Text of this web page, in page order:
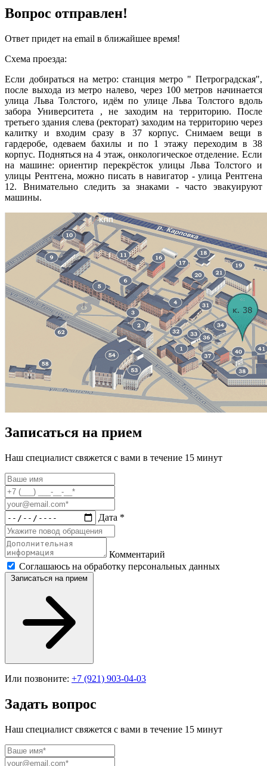
Вопрос отправлен!
Ответ придет на email в ближайшее время!
Схема проезда:
Если добираться на метро: станция метро " Петроградская",
после выхода из метро налево, через 100 метров начинается
улица Льва Толстого, идём по улице Льва Толстого вдоль
забора Университета , не заходим на территорию. После
третьего здания слева (ректорат) заходим на территорию через
калитку и входим сразу в 37 корпус. Снимаем вещи в
гардеробе, одеваем бахилы и по 1 этажу переходим в 38
корпус. Подняться на 4 этаж, онкологическое отделение. Если
на машине: ориентир перекрёсток улицы Льва Толстого и
улицы Рентгена, можно писать в навигатор - улица Рентгена
12. Внимательно следить за знаками - часто эвакуируют
машины.
Записаться на прием
Наш специалист свяжется с вами в течение 15 минут
Дата *
Комментарий
Соглашаюсь на обработку персональных данных
Записаться на прием
Или позвоните: +7 (921) 903-04-03
Задать вопрос
Наш специалист свяжется с вами в течение 15 минут